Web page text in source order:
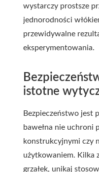
wystarczy prostsze
jednorodności
przewidywalne
eksperymentowania.
istotne
Bezpieczeństwo jest
bawełna nie uchroni
konstrukcyjnymi czy
użytkowaniem. Kilka
grzałek, unikaj